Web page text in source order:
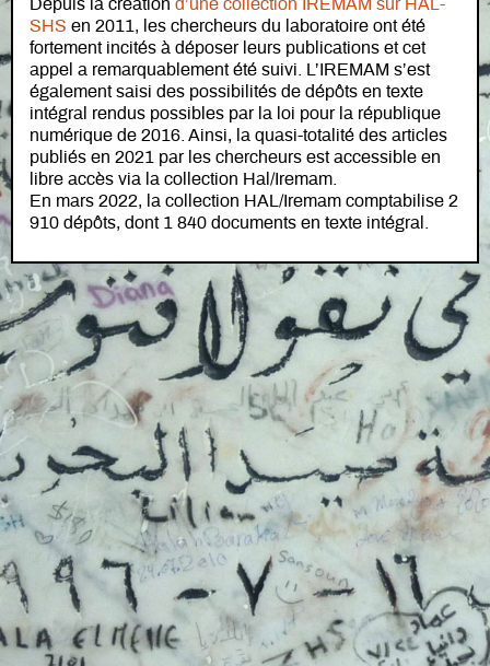
Depuis la création d’une collection IREMAM sur HAL-
SHS en 2011, les chercheurs du laboratoire ont été
fortement incités à déposer leurs publications et cet
appel a remarquablement été suivi. L’IREMAM s’est
également saisi des possibilités de dépôts en texte
intégral rendus possibles par la loi pour la république
numérique de 2016. Ainsi, la quasi-totalité des articles
publiés en 2021 par les chercheurs est accessible en
libre accès via la collection Hal/Iremam.
En mars 2022, la collection HAL/Iremam comptabilise 2
910 dépôts, dont 1 840 documents en texte intégral.